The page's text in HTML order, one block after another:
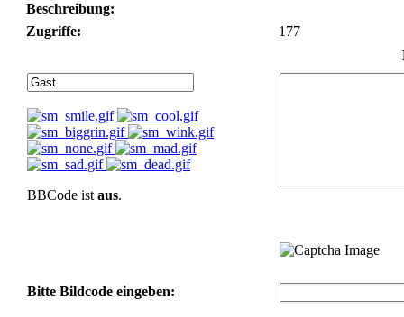
Beschreibung:
Zugriffe:
177
BBCode istaus.
Bitte Bildcode eingeben: